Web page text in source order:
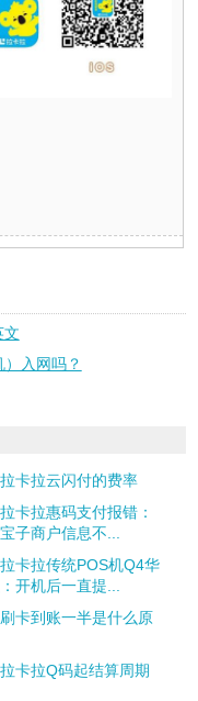
文
入网吗？
卡拉云闪付的费率
卡拉惠码支付报错：
子商户信息不...
卡拉传统POS机Q4华
开机后一直提...
卡到账一半是什么原
卡拉Q码起结算周期